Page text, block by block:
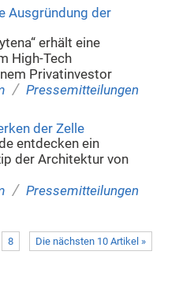
Ausgründung der
erhält eine
High-Tech
Privatinvestor
/ Pressemitteilungen
der Zelle
entdecken ein
der Architektur von
/ Pressemitteilungen
Die nächsten 10 Artikel »
8